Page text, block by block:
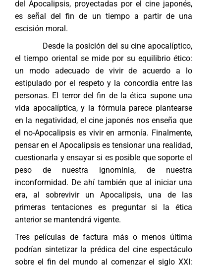
del Apocalipsis, proyectadas por el cine japonés,
es señal del fin de un tiempo a partir de una
escisión moral.
Desde la posición del su cine apocalíptico,
el tiempo oriental se mide por su equilibrio ético:
un modo adecuado de vivir de acuerdo a lo
estipulado por el respeto y la concordia entre las
personas. El terror del fin de la ética supone una
vida apocalíptica, y la fórmula parece plantearse
en la negatividad, el cine japonés nos enseña que
el no-Apocalipsis es vivir en armonía. Finalmente,
pensar en el Apocalipsis es tensionar una realidad,
cuestionarla y ensayar si es posible que soporte el
peso de nuestra ignominia, de nuestra
inconformidad. De ahí también que al iniciar una
era, al sobrevivir un Apocalipsis, una de las
primeras tentaciones es preguntar si la ética
anterior se mantendrá vigente.
Tres películas de factura más o menos última
podrían sintetizar la prédica del cine espectáculo
sobre el fin del mundo al comenzar el siglo XXI: